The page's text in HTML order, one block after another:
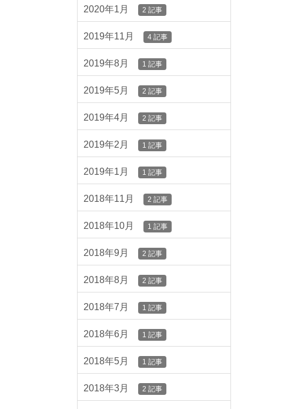
2020年1月 2 記事
2019年11月 4 記事
2019年8月 1 記事
2019年5月 2 記事
2019年4月 2 記事
2019年2月 1 記事
2019年1月 1 記事
2018年11月 2 記事
2018年10月 1 記事
2018年9月 2 記事
2018年8月 2 記事
2018年7月 1 記事
2018年6月 1 記事
2018年5月 1 記事
2018年3月 2 記事